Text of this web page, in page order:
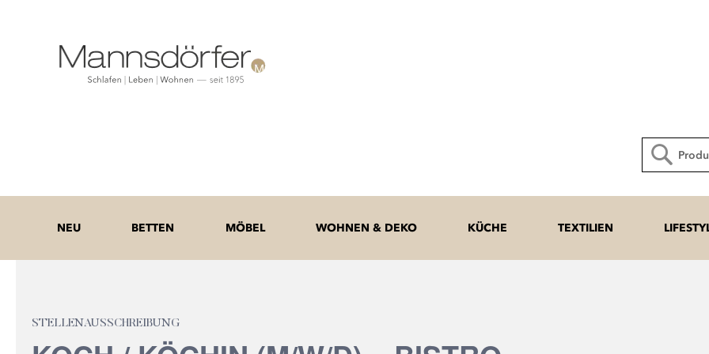
NEU BETTEN MÖBEL WOHNEN & DEKO KÜCHE TEXTILIEN
STELLENAUSSCHREIBUNG